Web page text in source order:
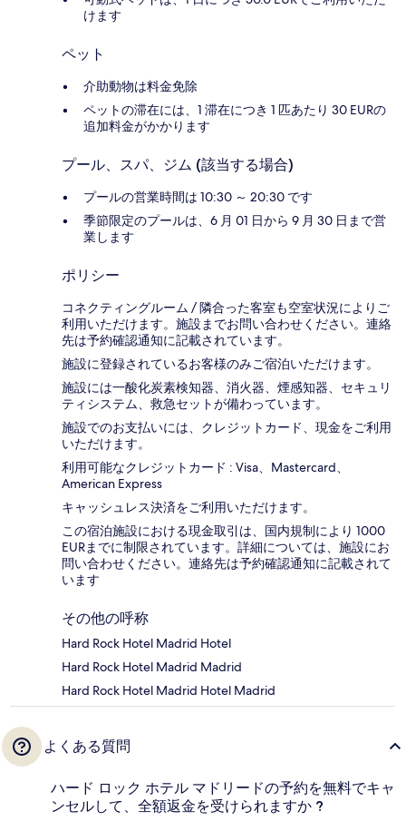
けます
ペット
介助動物は料金免除
ペットの滞在には、1 滞在につき 1 匹あたり 30 EURの
追加料金がかかります
プール、スパ、ジム (該当する場合)
プールの営業時間は 10:30 ～ 20:30 です
季節限定のプールは、6 月 01 日から 9 月 30 日まで営
業します
ポリシー
コネクティングルーム / 隣合った客室も空室状況によりご
利用いただけます。施設までお問い合わせください。連絡
先は予約確認通知に記載されています。
施設に登録されているお客様のみご宿泊いただけます。
施設には一酸化炭素検知器、消火器、煙感知器、セキュリ
ティシステム、救急セットが備わっています。
施設でのお支払いには、クレジットカード、現金をご利用
いただけます。
利用可能なクレジットカード : Visa、Mastercard、
American Express
キャッシュレス決済をご利用いただけます。
この宿泊施設における現金取引は、国内規制により 1000
EURまでに制限されています。詳細については、施設にお
問い合わせください。連絡先は予約確認通知に記載されて
います
その他の呼称
Hard Rock Hotel Madrid Hotel
Hard Rock Hotel Madrid Madrid
Hard Rock Hotel Madrid Hotel Madrid
よくある質問
ハード ロック ホテル マドリードの予約を無料でキャ
ンセルして、全額返金を受けられますか ?